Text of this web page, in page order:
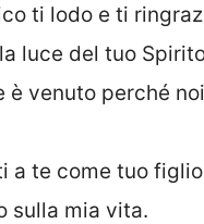
ti lodo e ti
luce del tuo
è venuto perché
a te come tuo
sulla mia vita.